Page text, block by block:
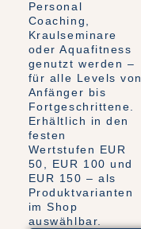
Personal
Coaching,
Kraulseminare
oder Aquafitness
genutzt werden –
für alle Levels von
Anfänger bis
Fortgeschrittene.
Erhältlich in den
festen
Wertstufen EUR
50, EUR 100 und
EUR 150 – als
Produktvarianten
im Shop
auswählbar.